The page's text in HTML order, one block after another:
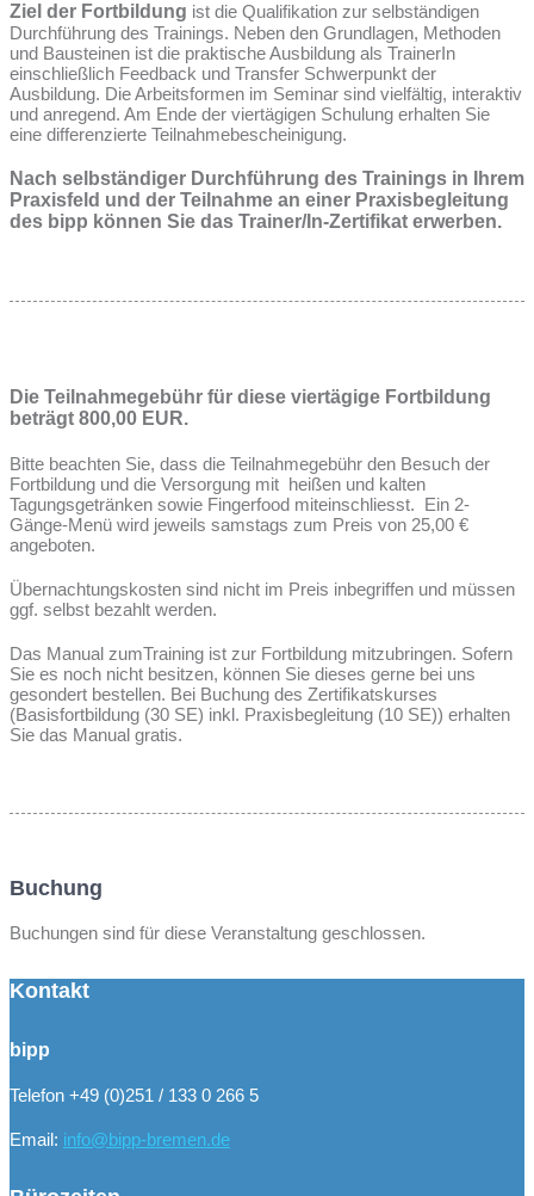
Ziel der Fortbildung ist die Qualifikation zur selbständigen
Durchführung des Trainings. Neben den Grundlagen, Methoden
und Bausteinen ist die praktische Ausbildung als TrainerIn
einschließlich Feedback und Transfer Schwerpunkt der
Ausbildung. Die Arbeitsformen im Seminar sind vielfältig, interaktiv
und anregend. Am Ende der viertägigen Schulung erhalten Sie
eine differenzierte Teilnahmebescheinigung.
Nach selbständiger Durchführung des Trainings in Ihrem
Praxisfeld und der Teilnahme an einer Praxisbegleitung
des bipp können Sie das Trainer/In-Zertifikat erwerben.
Die Teilnahmegebühr für diese viertägige Fortbildung
beträgt 800,00 EUR.
Bitte beachten Sie, dass die Teilnahmegebühr den Besuch der
Fortbildung und die Versorgung mit heißen und kalten
Tagungsgetränken sowie Fingerfood miteinschliesst. Ein 2-
Gänge-Menü wird jeweils samstags zum Preis von 25,00 €
angeboten.
Übernachtungskosten sind nicht im Preis inbegriffen und müssen
ggf. selbst bezahlt werden.
Das Manual zumTraining ist zur Fortbildung mitzubringen. Sofern
Sie es noch nicht besitzen, können Sie dieses gerne bei uns
gesondert bestellen. Bei Buchung des Zertifikatskurses
(Basisfortbildung (30 SE) inkl. Praxisbegleitung (10 SE)) erhalten
Sie das Manual gratis.
Buchung
Buchungen sind für diese Veranstaltung geschlossen.
Kontakt
bipp
Telefon +49 (0)251 / 133 0 266 5
Email: info@bipp-bremen.de